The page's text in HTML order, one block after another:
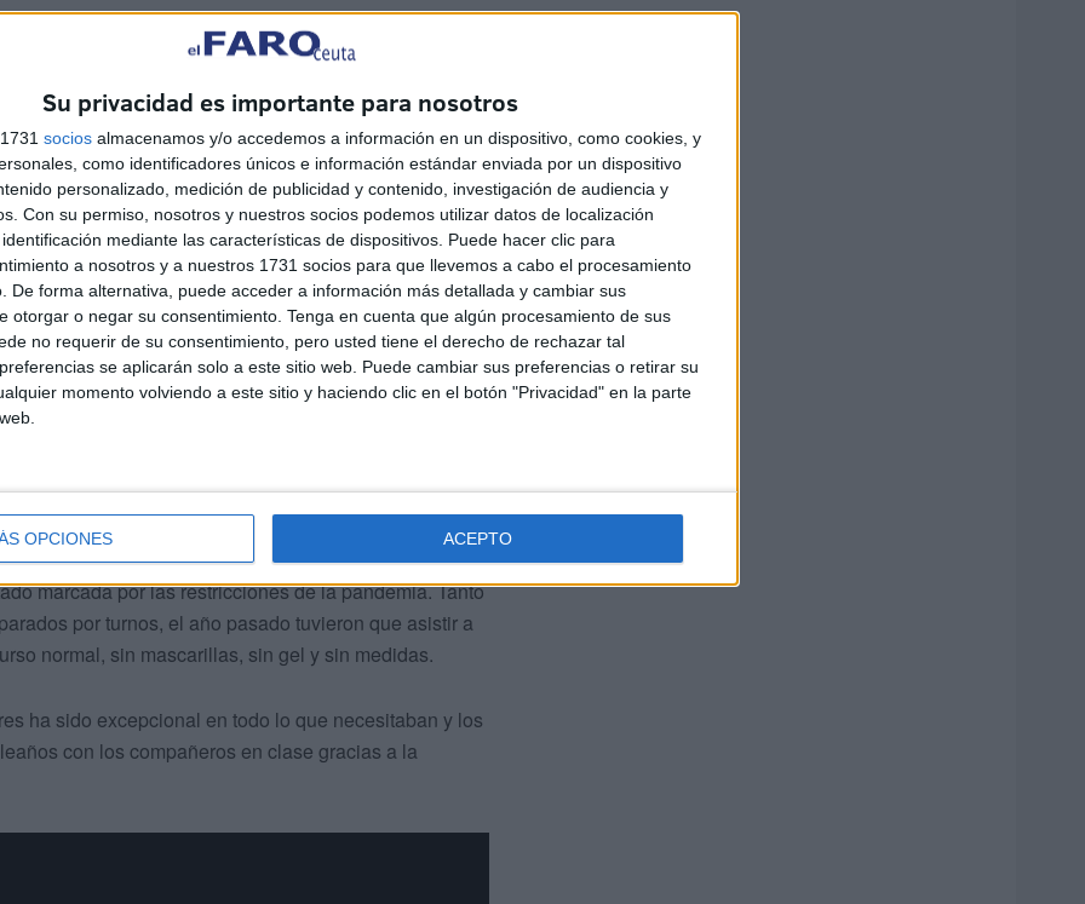
Su privacidad es importante para nosotros
socios almacenamos y/o accedemos a información en un dispositivo, como cookies, y
como identificadores únicos e información estándar enviada por un dispositivo
personalizado, medición de publicidad y contenido, investigación de audiencia y
Con su permiso, nosotros y nuestros socios podemos utilizar datos de localización
mediante las características de dispositivos. Puede hacer clic para
a nosotros y a nuestros 1731 socios para que llevemos a cabo el procesamiento
De forma alternativa, puede acceder a información más detallada y cambiar sus
otorgar o negar su consentimiento. Tenga en cuenta que algún procesamiento de sus
no requerir de su consentimiento, pero usted tiene el derecho de rechazar tal
se aplicarán solo a este sitio web. Puede cambiar sus preferencias o retirar su
momento volviendo a este sitio y haciendo clic en el botón "Privacidad" en la parte
OPCIONES ACEPTO
una merienda de convivencia entre padres y
y que se han ido adaptando de forma progresiva,
ya que llevaban varias semanas ensayando para
posible de su etapa en Educación Infantil y más aún
marcada por las restricciones de la pandemia. Tanto
por turnos, el año pasado tuvieron que asistir a
normal, sin mascarillas, sin gel y sin medidas.
ha sido excepcional en todo lo que necesitaban y los
con los compañeros en clase gracias a la